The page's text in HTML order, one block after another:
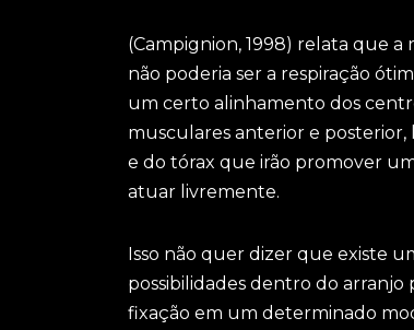
(Campignion, 1998) relata que
não poderia ser a respiração
um certo alinhamento dos
musculares anterior e
e do tórax que irão promover
atuar livremente.
Isso não quer dizer que existe
possibilidades dentro do
fixação em um determinado